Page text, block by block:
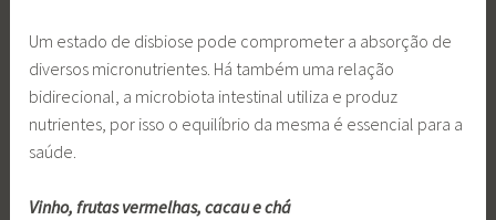
Um estado de disbiose pode comprometer a absorção de
diversos micronutrientes. Há também uma relação
bidirecional, a microbiota intestinal utiliza e produz
nutrientes, por isso o equilíbrio da mesma é essencial para a
saúde.
Vinho, frutas vermelhas, cacau e chá